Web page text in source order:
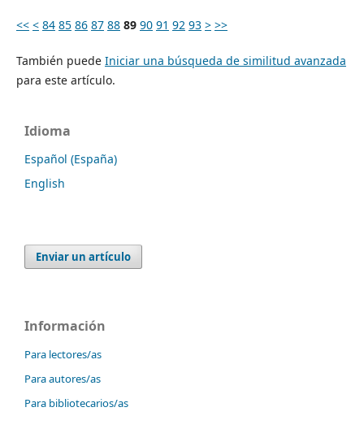
<< < 84 85 86 87 88 89 90 91 92 93 > >>
También puede Iniciar una búsqueda de similitud avanzada
para este artículo.
Idioma
Español (España)
English
Enviar un artículo
Información
Para lectores/as
Para autores/as
Para bibliotecarios/as